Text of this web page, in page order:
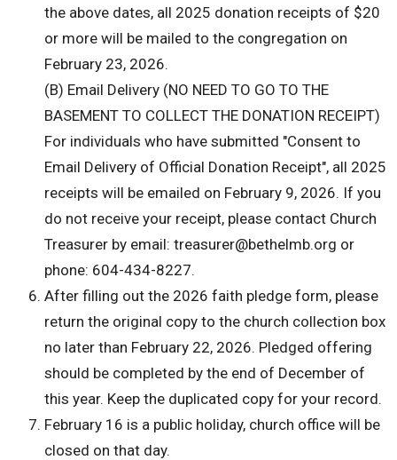
the above dates, all 2025 donation receipts of $20
or more will be mailed to the congregation on
February 23, 2026.
(B) Email Delivery (NO NEED TO GO TO THE
BASEMENT TO COLLECT THE DONATION RECEIPT)
For individuals who have submitted "Consent to
Email Delivery of Official Donation Receipt", all 2025
receipts will be emailed on February 9, 2026. If you
do not receive your receipt, please contact Church
Treasurer by email: treasurer@bethelmb.org or
phone: 604-434-8227.
After filling out the 2026 faith pledge form, please
return the original copy to the church collection box
no later than February 22, 2026. Pledged offering
should be completed by the end of December of
this year. Keep the duplicated copy for your record.
February 16 is a public holiday, church office will be
closed on that day.